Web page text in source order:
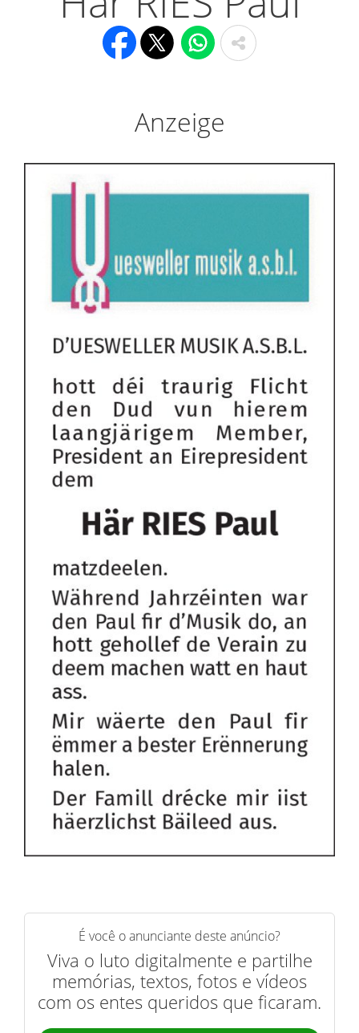
Anzeige
É você o anunciante deste anúncio?
Viva o luto digitalmente e partilhe
memórias, textos, fotos e vídeos
com os entes queridos que ficaram.